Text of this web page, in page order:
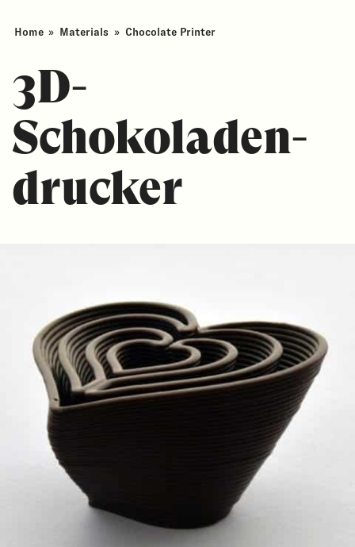
Home » Materials » Chocolate Printer
3D-
Schokoladen­
drucker